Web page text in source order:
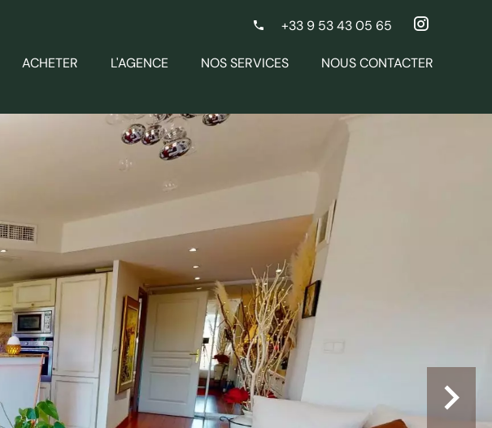
+33 9 53 43 05 65
ACHETER L'AGENCE NOS SERVICES NOUS CONTACTER